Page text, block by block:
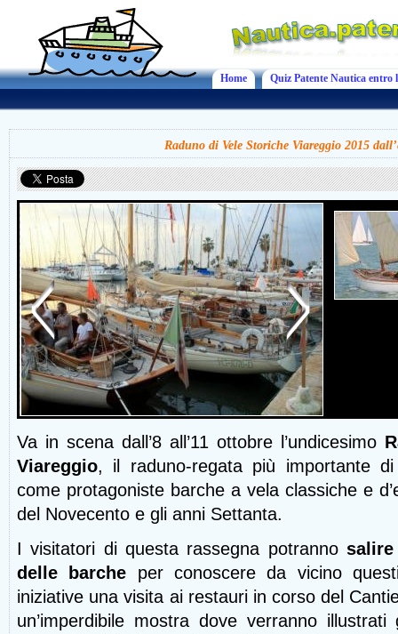
Home Quiz Patente Nautica entro
Raduno di Vele Storiche Viareggio 2015
Va in scena dall’8 all’11 ottobre l’undicesimo
Viareggio, il raduno-regata più importante
come protagoniste barche a vela classiche e
del Novecento e gli anni Settanta.
I visitatori di questa rassegna potrannosalire
delle barche per conoscere da vicino
iniziative una visita ai restauri in corso del
un’imperdibile mostra dove verranno